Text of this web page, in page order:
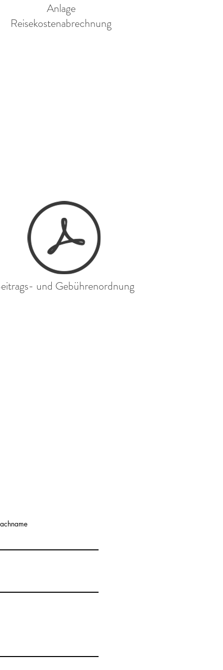
Anlage
Reisekostenabrechnung
und Gebührenordnung